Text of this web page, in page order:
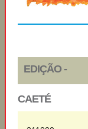
EDIÇÃO -
CAETÉ